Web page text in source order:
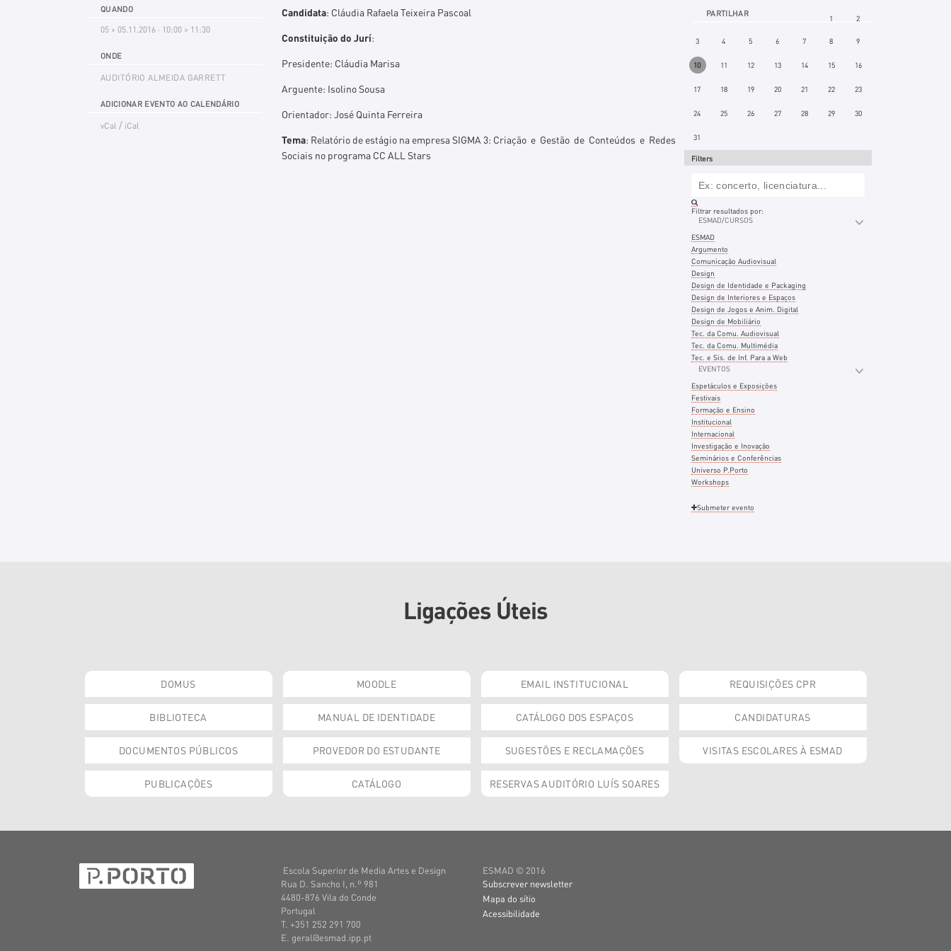
QUANDO
05 > 05.11.2016 · 10:00 > 11:30
ONDE
AUDITÓRIO ALMEIDA GARRETT
ADICIONAR EVENTO AO CALENDÁRIO
vCal / iCal
Candidata: Cláudia Rafaela Teixeira Pascoal
Constituição do Jurí:
Presidente: Cláudia Marisa
Arguente: Isolino Sousa
Orientador: José Quinta Ferreira
Tema: Relatório de estágio na empresa SIGMA 3: Criação e Gestão de Conteúdos e Redes
Sociais no programa CC ALL Stars
PARTILHAR 1 2
3 4 5 6 7 8 9
10 11 12 13 14 15 16
17 18 19 20 21 22 23
24 25 26 27 28 29 30
31
Filters
Filtrar resultados por:
ESMAD/CURSOS
ESMAD
Argumento
Comunicação Audiovisual
Design
Design de Identidade e Packaging
Design de Interiores e Espaços
Design de Jogos e Anim. Digital
Design de Mobiliário
Tec. da Comu. Audiovisual
Tec. da Comu. Multimédia
Tec. e Sis. de Inf. Para a Web
EVENTOS
Espetáculos e Exposições
Festivais
Formação e Ensino
Institucional
Internacional
Investigação e Inovação
Seminários e Conferências
Universo P.Porto
Workshops
Submeter evento
Ligações Úteis
DOMUS MOODLE EMAIL INSTITUCIONAL REQUISIÇÕES CPR
BIBLIOTECA MANUAL DE IDENTIDADE CATÁLOGO DOS ESPAÇOS CANDIDATURAS
DOCUMENTOS PÚBLICOS PROVEDOR DO ESTUDANTE SUGESTÕES E RECLAMAÇÕES VISITAS ESCOLARES À ESMAD
PUBLICAÇÕES CATÁLOGO RESERVAS AUDITÓRIO LUÍS SOARES
Escola Superior de Media Artes e Design
Rua D. Sancho I, n.º 981
4480-876 Vila do Conde
Portugal
T. +351 252 291 700
E. geral@esmad.ipp.pt
ESMAD © 2016
Subscrever newsletter
Mapa do sítio
Acessibilidade